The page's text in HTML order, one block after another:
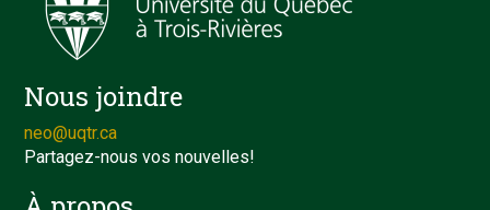
Nous joindre
neo@uqtr.ca
Partagez-nous vos nouvelles!